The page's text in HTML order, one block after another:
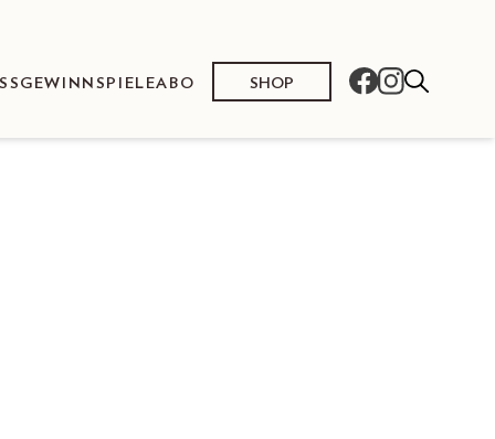
GEWINNSPIELEABO SHOP